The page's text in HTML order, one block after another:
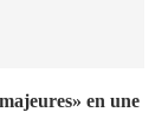
en une